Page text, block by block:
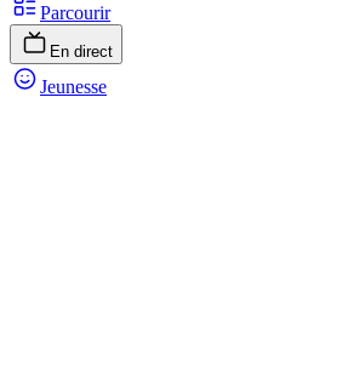
Parcourir
En direct
Jeunesse